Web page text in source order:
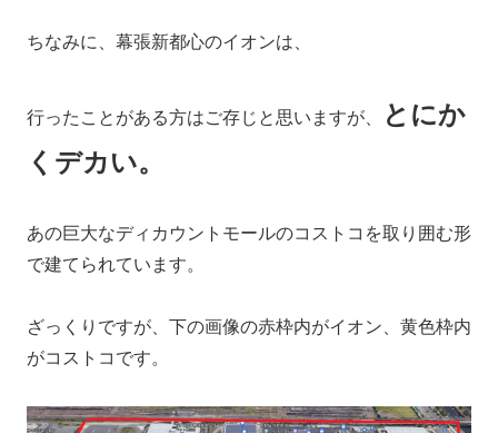
ちなみに、幕張新都心のイオンは、
行ったことがある方はご存じと思いますが、
とにか
くデカい。
あの巨大なディカウントモールのコストコを取り囲む形
で建てられています。
ざっくりですが、下の画像の赤枠内がイオン、黄色枠内
がコストコです。